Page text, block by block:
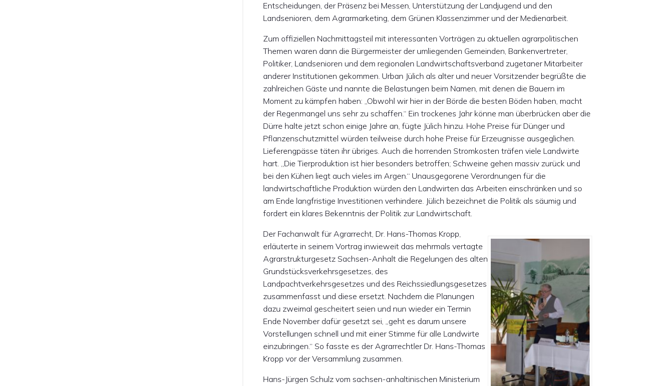
Entscheidungen, der Präsenz bei Messen, Unterstützung der Landjugend und den
Landsenioren, dem Agrarmarketing, dem Grünen Klassenzimmer und der Medienarbeit.
Zum offiziellen Nachmittagsteil mit interessanten Vorträgen zu aktuellen agrarpolitischen
Themen waren dann die Bürgermeister der umliegenden Gemeinden, Bankenvertreter,
Politiker, Landsenioren und dem regionalen Landwirtschaftsverband zugetaner Mitarbeiter
anderer Institutionen gekommen. Urban Jülich als alter und neuer Vorsitzender begrüßte die
zahlreichen Gäste und nannte die Belastungen beim Namen, mit denen die Bauern im
Moment zu kämpfen haben: „Obwohl wir hier in der Börde die besten Böden haben, macht
der Regenmangel uns sehr zu schaffen.“ Ein trockenes Jahr könne man überbrücken aber die
Dürre halte jetzt schon einige Jahre an, fügte Jülich hinzu. Hohe Preise für Dünger und
Pflanzenschutzmittel würden teilweise durch hohe Preise für Erzeugnisse ausgeglichen.
Lieferengpässe täten ihr übriges. Auch die horrenden Stromkosten träfen viele Landwirte
hart. „Die Tierproduktion ist hier besonders betroffen; Schweine gehen massiv zurück und
bei den Kühen liegt auch vieles im Argen.“ Unausgegorene Verordnungen für die
landwirtschaftliche Produktion würden den Landwirten das Arbeiten einschränken und so
am Ende langfristige Investitionen verhindere. Jülich bezeichnet die Politik als säumig und
fordert ein klares Bekenntnis der Politik zur Landwirtschaft.
Der Fachanwalt für Agrarrecht, Dr. Hans-Thomas Kropp,
erläuterte in seinem Vortrag inwieweit das mehrmals vertagte
Agrarstrukturgesetz Sachsen-Anhalt die Regelungen des alten
Grundstücksverkehrsgesetzes, des
Landpachtverkehrsgesetzes und des Reichssiedlungsgesetzes
zusammenfasst und diese ersetzt. Nachdem die Planungen
dazu zweimal gescheitert seien und nun wieder ein Termin
Ende November dafür gesetzt sei, „geht es darum unsere
Vorstellungen schnell und mit einer Stimme für alle Landwirte
einzubringen.“ So fasste es der Agrarrechtler Dr. Hans-Thomas
Kropp vor der Versammlung zusammen.
Hans-Jürgen Schulz vom sachsen-anhaltinischen Ministerium